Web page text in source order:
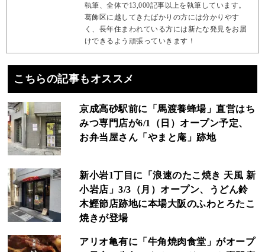
執筆、全体で13,000記事以上を執筆しています。
葛飾区に越してきたばかりの方には分かりやす
く、長年住まわれている方には新たな発見をお届
けできるよう頑張っていきます！
こちらの記事もオススメ
京成高砂駅前に「馬渡養蜂場」直営はち
みつ専門店が6/1（日）オープン予定、
お弁当屋さん「やまと庵」跡地
新小岩1丁目に「浪速のたこ焼き 天風 新
小岩店」3/3（月）オープン、うどん鈴
木鰹節店跡地に本場大阪のふわとろたこ
焼きが登場
アリオ亀有に「牛角焼肉食堂」がオープ